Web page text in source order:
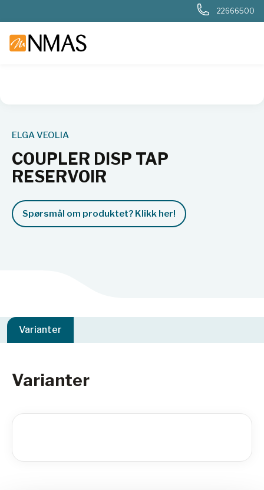
22666500
ELGA VEOLIA
COUPLER DISP TAP
RESERVOIR
Spørsmål om produktet? Klikk her!
Varianter
Varianter